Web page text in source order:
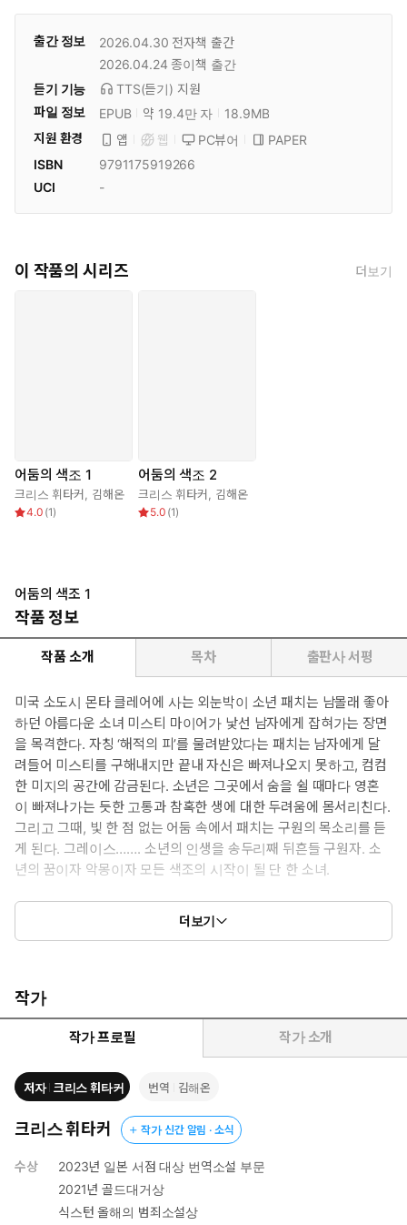
출간 정보 2026.04.30 전자책 출간
2026.04.24 종이책 출간
듣기 기능
TTS(듣기) 지원
파일 정보
EPUB 약 19.4만 자
18.9MB
지원 환경
앱 웹 PC뷰어
PAPER
ISBN
9791175919266
UCI
-
이 작품의 시리즈 더보기
어둠의 색조 1
크리스 휘타커 김해온
4.0 (1)
어둠의 색조 2
크리스 휘타커 김해온
5.0 (1)
어둠의 색조 1
작품 정보
작품 소개 목차 출판사 서평
미국 소도시 몬타 클레어에 사는 외눈박이 소년 패치는 남몰래 좋아
하던 아름다운 소녀 미스티 마이어가 낯선 남자에게 잡혀가는 장면
을 목격한다. 자칭 ‘해적의 피’를 물려받았다는 패치는 남자에게 달
려들어 미스티를 구해내지만 끝내 자신은 빠져나오지 못하고, 컴컴
한 미지의 공간에 감금된다. 소년은 그곳에서 숨을 쉴 때마다 영혼
이 빠져나가는 듯한 고통과 참혹한 생에 대한 두려움에 몸서리친다.
그리고 그때, 빛 한 점 없는 어둠 속에서 패치는 구원의 목소리를 듣
게 된다. 그레이스……. 소년의 인생을 송두리째 뒤흔들 구원자. 소
년의 꿈이자 악몽이자 모든 색조의 시작이 될 단 한 소녀.
한편, 또 다른 소녀 ‘세인트’는 패치가 사라진 숲 한가운데 서 있다.
한 아이가 실종되었고, 며칠이 지나자 아이의 죽음이 섣불리 예견
행복해야 할 졸업 전야제에 어두컴컴한 지하실로 들어가게 되는
데……. 본 적 없는 소녀를 찾겠다는 일념으로 수십 년의 어둠을 항해
하고 마는 해적 패치는 그녀를 다시 만날 수 있을까? 한 해 한 해가
세월이 되고, 희망이 집착이 되고, 사랑이 사랑을 해치는 시간 속에
남는 것은 무엇일까?
더보기
작가
작가 프로필 작가 소개
저자 크리스 휘타커 번역 김해온
크리스 휘타커 작가 신간 알림 · 소식
수상
2023년 일본 서점 대상 번역소설 부문
2021년 골드대거상
식스턴 올해의 범죄소설상